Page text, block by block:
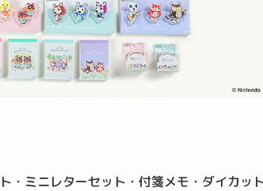
・ミニレターセット・付箋メモ・ダイカッ